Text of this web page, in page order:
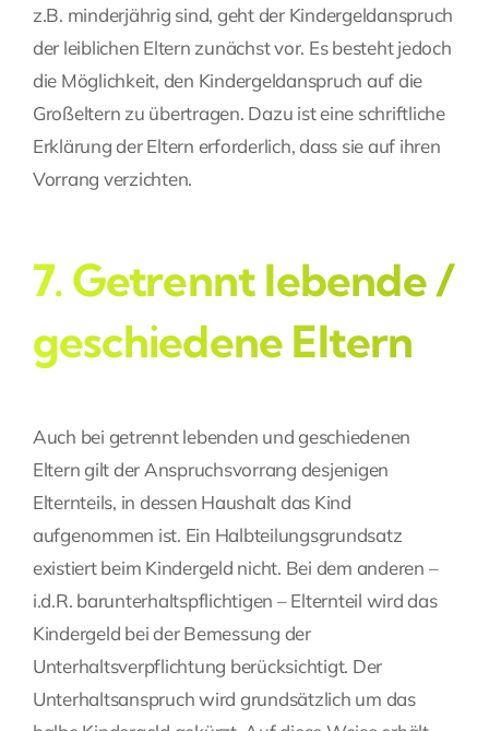
z.B. minderjährig sind, geht der Kindergeldanspruch
der leiblichen Eltern zunächst vor. Es besteht jedoch
die Möglichkeit, den Kindergeldanspruch auf die
Großeltern zu übertragen. Dazu ist eine schriftliche
Erklärung der Eltern erforderlich, dass sie auf ihren
Vorrang verzichten.
7. Getrennt lebende /
geschiedene Eltern
Auch bei getrennt lebenden und geschiedenen
Eltern gilt der Anspruchsvorrang desjenigen
Elternteils, in dessen Haushalt das Kind
aufgenommen ist. Ein Halbteilungsgrundsatz
existiert beim Kindergeld nicht. Bei dem anderen –
i.d.R. barunterhaltspflichtigen – Elternteil wird das
Kindergeld bei der Bemessung der
Unterhaltsverpflichtung berücksichtigt. Der
Unterhaltsanspruch wird grundsätzlich um das